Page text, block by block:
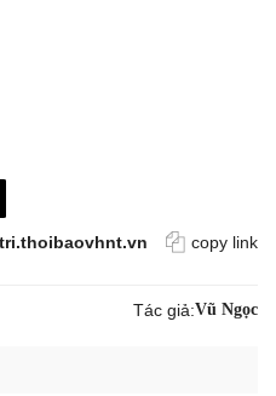
copy link
Tác giả:Vũ Ngọc